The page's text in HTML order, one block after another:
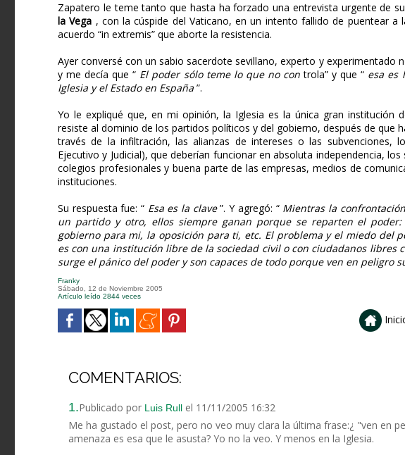
Zapatero le teme tanto que hasta ha forzado una entrevista urgente de
la Vega , con la cúspide del Vaticano, en un intento fallido de puentear
acuerdo “in extremis” que aborte la resistencia.
Ayer conversé con un sabio sacerdote sevillano, experto y experimentado
y me decía que “ El poder sólo teme lo que no controla” y que “ esa es
Iglesia y el Estado en España ”.
Yo le expliqué que, en mi opinión, la Iglesia es la única gran institución
resiste al dominio de los partidos políticos y del gobierno, después de que
través de la infiltración, las alianzas de intereses o las subvenciones,
Ejecutivo y Judicial), que deberían funcionar en absoluta independencia,
colegios profesionales y buena parte de las empresas, medios de
instituciones.
Su respuesta fue: “ Esa es la clave”. Y agregó: “ Mientras la
un partido y otro, ellos siempre ganan porque se reparten el
gobierno para mi, la oposición para ti, etc. El problema y el miedo del
es con una institución libre de la sociedad civil o con ciudadanos libres
surge el pánico del poder y son capaces de todo porque ven en peligro
Franky
Sábado, 12 de Noviembre 2005
Artículo leído 2844 veces
COMENTARIOS:
1.Publicado por Luis Rull el 11/11/2005 16:32
Me ha gustado el post, pero no veo muy clara la última frase:¿ "ven en
amenaza es esa que le asusta? Yo no la veo. Y menos en la Iglesia.